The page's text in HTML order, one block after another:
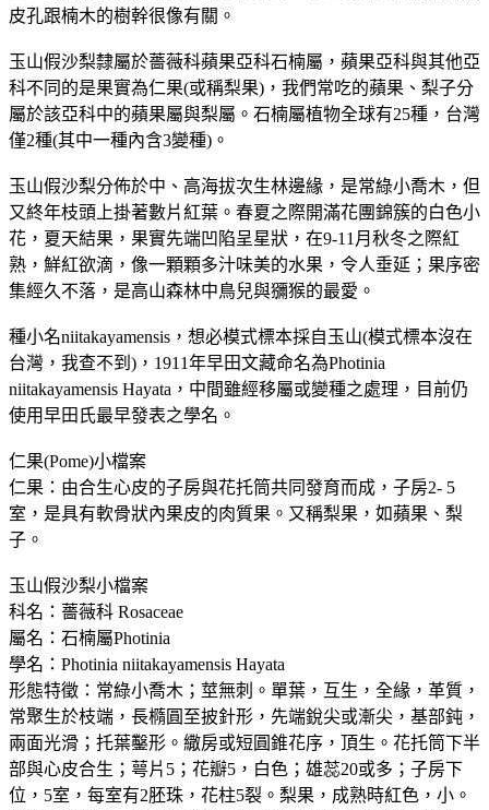
皮孔跟楠木的樹幹很像有關。
玉山假沙梨隸屬於薔薇科蘋果亞科石楠屬，蘋果亞科與其他亞
科不同的是果實為仁果(或稱梨果)，我們常吃的蘋果、梨子分
屬於該亞科中的蘋果屬與梨屬。石楠屬植物全球有25種，台灣
僅2種(其中一種內含3變種)。
玉山假沙梨分佈於中、高海拔次生林邊緣，是常綠小喬木，但
又終年枝頭上掛著數片紅葉。春夏之際開滿花團錦簇的白色小
花，夏天結果，果實先端凹陷呈星狀，在9-11月秋冬之際紅
熟，鮮紅欲滴，像一顆顆多汁味美的水果，令人垂延；果序密
集經久不落，是高山森林中鳥兒與獼猴的最愛。
種小名niitakayamensis，想必模式標本採自玉山(模式標本沒在
台灣，我查不到)，1911年早田文藏命名為Photinia
niitakayamensis Hayata，中間雖經移屬或變種之處理，目前仍
使用早田氏最早發表之學名。
仁果(Pome)小檔案
仁果：由合生心皮的子房與花托筒共同發育而成，子房2- 5
室，是具有軟骨狀內果皮的肉質果。又稱梨果，如蘋果、梨
子。
玉山假沙梨小檔案
科名：薔薇科 Rosaceae
屬名：石楠屬Photinia
學名：Photinia niitakayamensis Hayata
形態特徵：常綠小喬木；莖無刺。單葉，互生，全緣，革質，
常聚生於枝端，長橢圓至披針形，先端銳尖或漸尖，基部鈍，
兩面光滑；托葉鑿形。繖房或短圓錐花序，頂生。花托筒下半
部與心皮合生；萼片5；花瓣5，白色；雄蕊20或多；子房下
位，5室，每室有2胚珠，花柱5裂。梨果，成熟時紅色，小。